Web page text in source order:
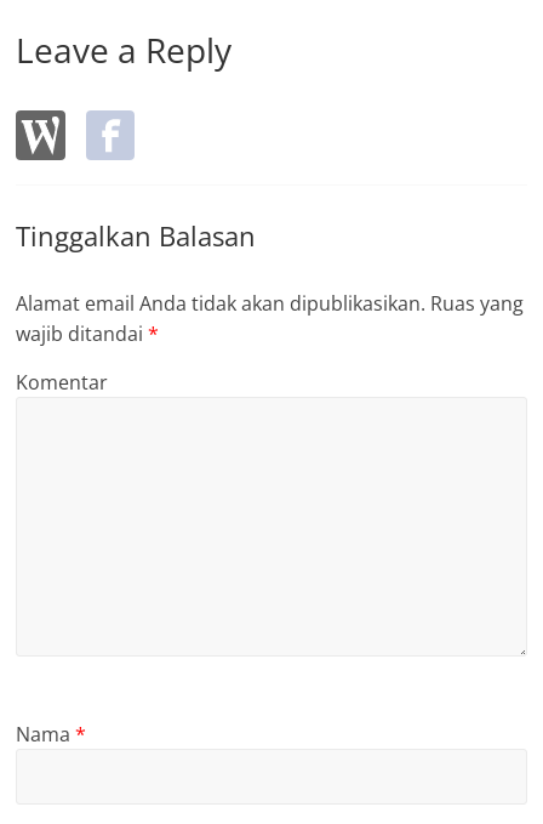
Leave a Reply
Tinggalkan Balasan
Alamat email Anda tidak akan dipublikasikan. Ruas yang
wajib ditandai*
Komentar
Nama*